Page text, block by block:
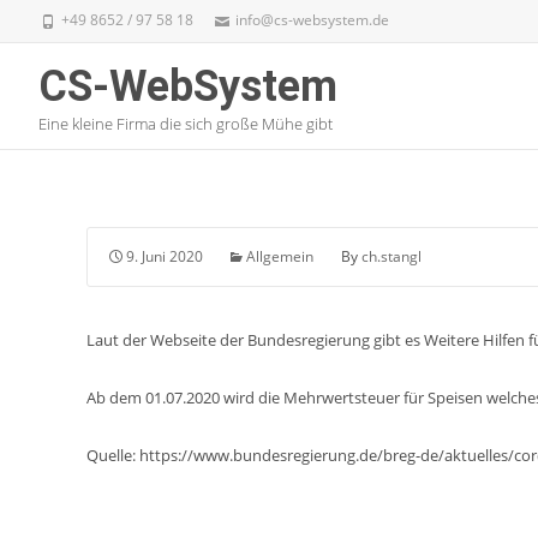
+49 8652 / 97 58 18 info@cs-websystem.de
CS-WebSystem
Eine kleine Firma die sich große Mühe gibt
9. Juni 2020 Allgemein Bych.stangl
Laut der Webseite der Bundesregierung gibt es Weitere Hilfen
Ab dem 01.07.2020 wird die Mehrwertsteuer für Speisen
Quelle: https://www.bundesregierung.de/breg-de/aktuelles/